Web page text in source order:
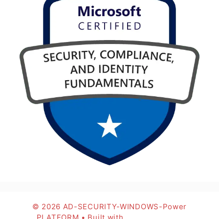
© 2026 AD-SECURITY-WINDOWS-Power